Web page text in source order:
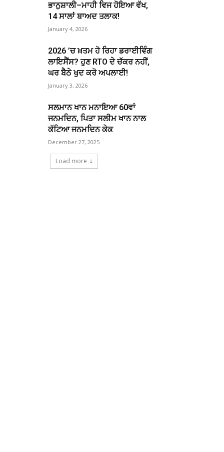
ਭਾਨੁਸ਼ਾਲੀ–ਮਾਹੀ ਵਿਜ ਹੋਇਆ ਵੱਖ,
14 ਸਾਲਾਂ ਬਾਅਦ ਤਲਾਕ!
January 4, 2026
2026 ’ਚ ਖ਼ਤਮ ਹੋ ਰਿਹਾ ਡਰਾਈਵਿੰਗ
ਲਾਇਸੈਂਸ? ਹੁਣ RTO ਦੇ ਚੱਕਰ ਨਹੀਂ,
ਘਰ ਬੈਠੇ ਖੁਦ ਕਰੋ ਅਪਲਾਈ!
January 3, 2026
ਸਲਮਾਨ ਖਾਨ ਮਨਾਇਆ 60ਵਾਂ
ਜਨਮਦਿਨ, ਪਿਤਾ ਸਲੀਮ ਖਾਨ ਨਾਲ
ਕੱਟਿਆ ਜਨਮਦਿਨ ਕੇਕ
December 27, 2025
Load more